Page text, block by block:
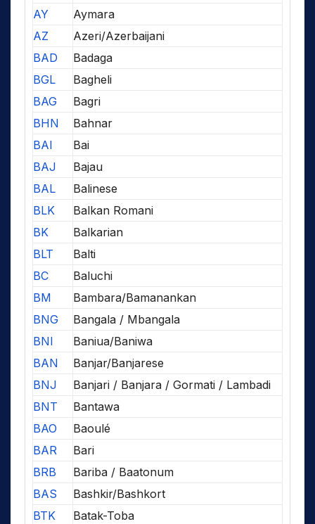
AY
Aymara
AZ
Azeri/Azerbaijani
BAD
Badaga
BGL
Bagheli
BAG
Bagri
BHN
Bahnar
BAI
Bai
BAJ
Bajau
BAL
Balinese
BLK
Balkan Romani
BK
Balkarian
BLT
Balti
BC
Baluchi
BM
Bambara/Bamanankan
BNG
Bangala / Mbangala
BNI
Baniua/Baniwa
BAN
Banjar/Banjarese
BNJ
Banjari / Banjara / Gormati / Lambadi
BNT
Bantawa
BAO
Baoulé
BAR
Bari
BRB
Bariba / Baatonum
BAS
Bashkir/Bashkort
BTK
Batak-Toba